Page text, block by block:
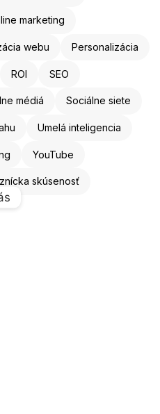
marketing
webu Personalizácia
ROI SEO
médiá Sociálne siete
Umelá inteligencia
YouTube
skúsenosť